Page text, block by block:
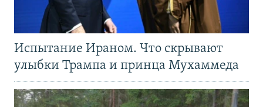
Испытание Ираном. Что скрывают
улыбки Трампа и принца Мухаммеда